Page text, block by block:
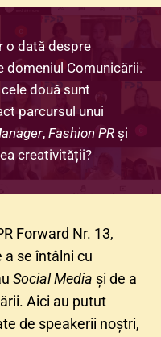
dată despre
domeniul Comunicării.
două sunt
, Fashion PR
creativității?
Forward Nr. 13,
se întâlni cu
Social Media și de a
Aici au putut
de speakerii noștri,